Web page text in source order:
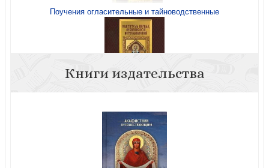
Поучения огласительные и тайноводственные
Поучения огласительные и тайноводственные
Книги издательства